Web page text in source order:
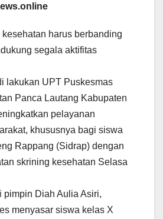
harus berbanding
segala aktifitas
lakukan UPT Puskesmas
Panca Lautang Kabupaten
pelayanan
khususnya bagi siswa
Rappang (Sidrap) dengan
skrining kesehatan Selasa
pimpin Diah Aulia Asiri,
menyasar siswa kelas X